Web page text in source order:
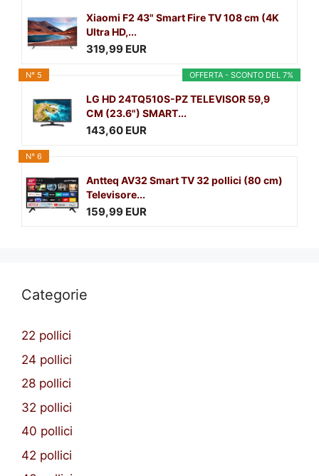
Xiaomi F2 43" Smart Fire TV 108 cm (4K
Ultra HD,...
319,99 EUR
OFFERTA - SCONTO DEL 7%
N° 5
LG HD 24TQ510S-PZ TELEVISOR 59,9
CM (23.6") SMART...
143,60 EUR
N° 6
Antteq AV32 Smart TV 32 pollici (80 cm)
Televisore...
159,99 EUR
Categorie
22 pollici
24 pollici
28 pollici
32 pollici
40 pollici
42 pollici